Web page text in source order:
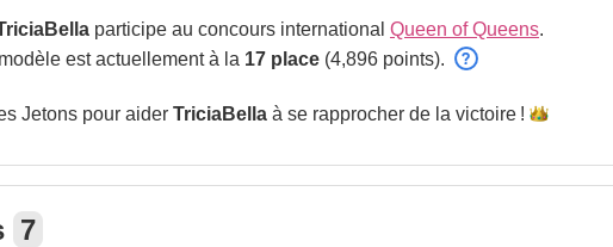
participe au concours international Queen of Queens.
est actuellement à la 17 place (4,896 points).
Jetons pour aider TriciaBella à se rapprocher de la victoire !
7